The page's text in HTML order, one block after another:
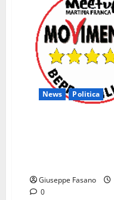
News Politica
Giuseppe Fasano
0